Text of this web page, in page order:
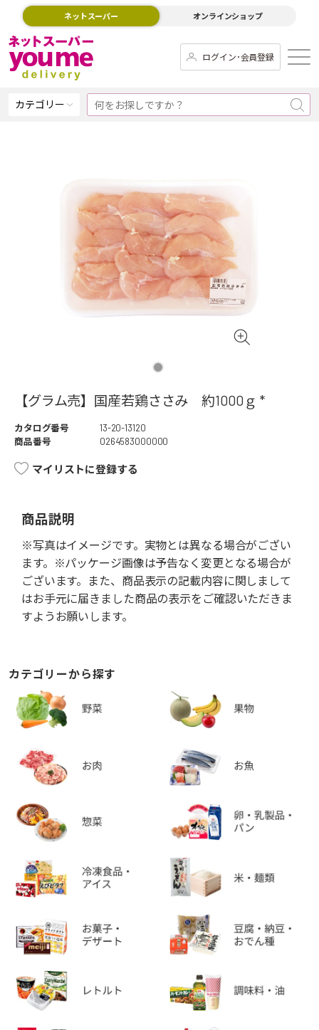
ネットスーパー オンラインショップ
ログイン･会員登録
カテゴリー
【グラム売】国産若鶏ささみ 約1000ｇ *
カタログ番号
13-20-13120
商品番号
0264583000000
マイリストに登録する
商品説明
※写真はイメージです。実物とは異なる場合がござい
ます。※パッケージ画像は予告なく変更となる場合が
ございます。また、商品表示の記載内容に関しまして
はお手元に届きました商品の表示をご確認いただきま
すようお願いします。
カテゴリーから探す